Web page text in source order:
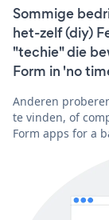
Sommige
het-zelf (diy)
"techie" die
Form in 'no
Anderen
te vinden, of
Form apps for a